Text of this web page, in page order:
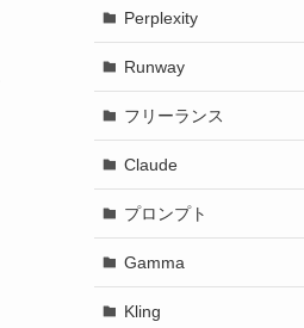
Perplexity
Runway
フリーランス
Claude
プロンプト
Gamma
Kling